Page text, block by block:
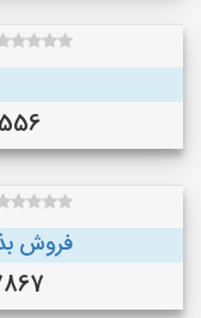
فروش